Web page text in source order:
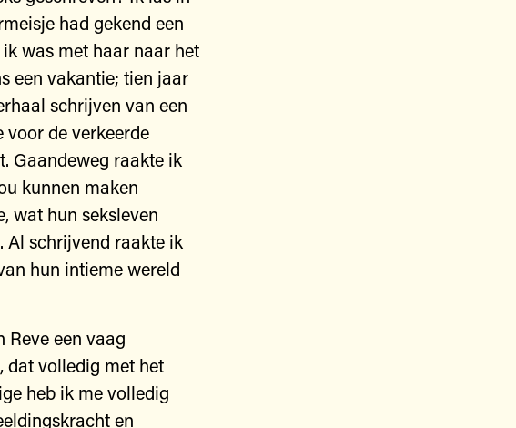
had gekend een
was met haar naar het
een vakantie; tien jaar
schrijven van een
voor de verkeerde
Gaandeweg raakte ik
kunnen maken
wat hun seksleven
Al schrijvend raakte ik
hun intieme wereld
een vaag
dat volledig met het
heb ik me volledig
en